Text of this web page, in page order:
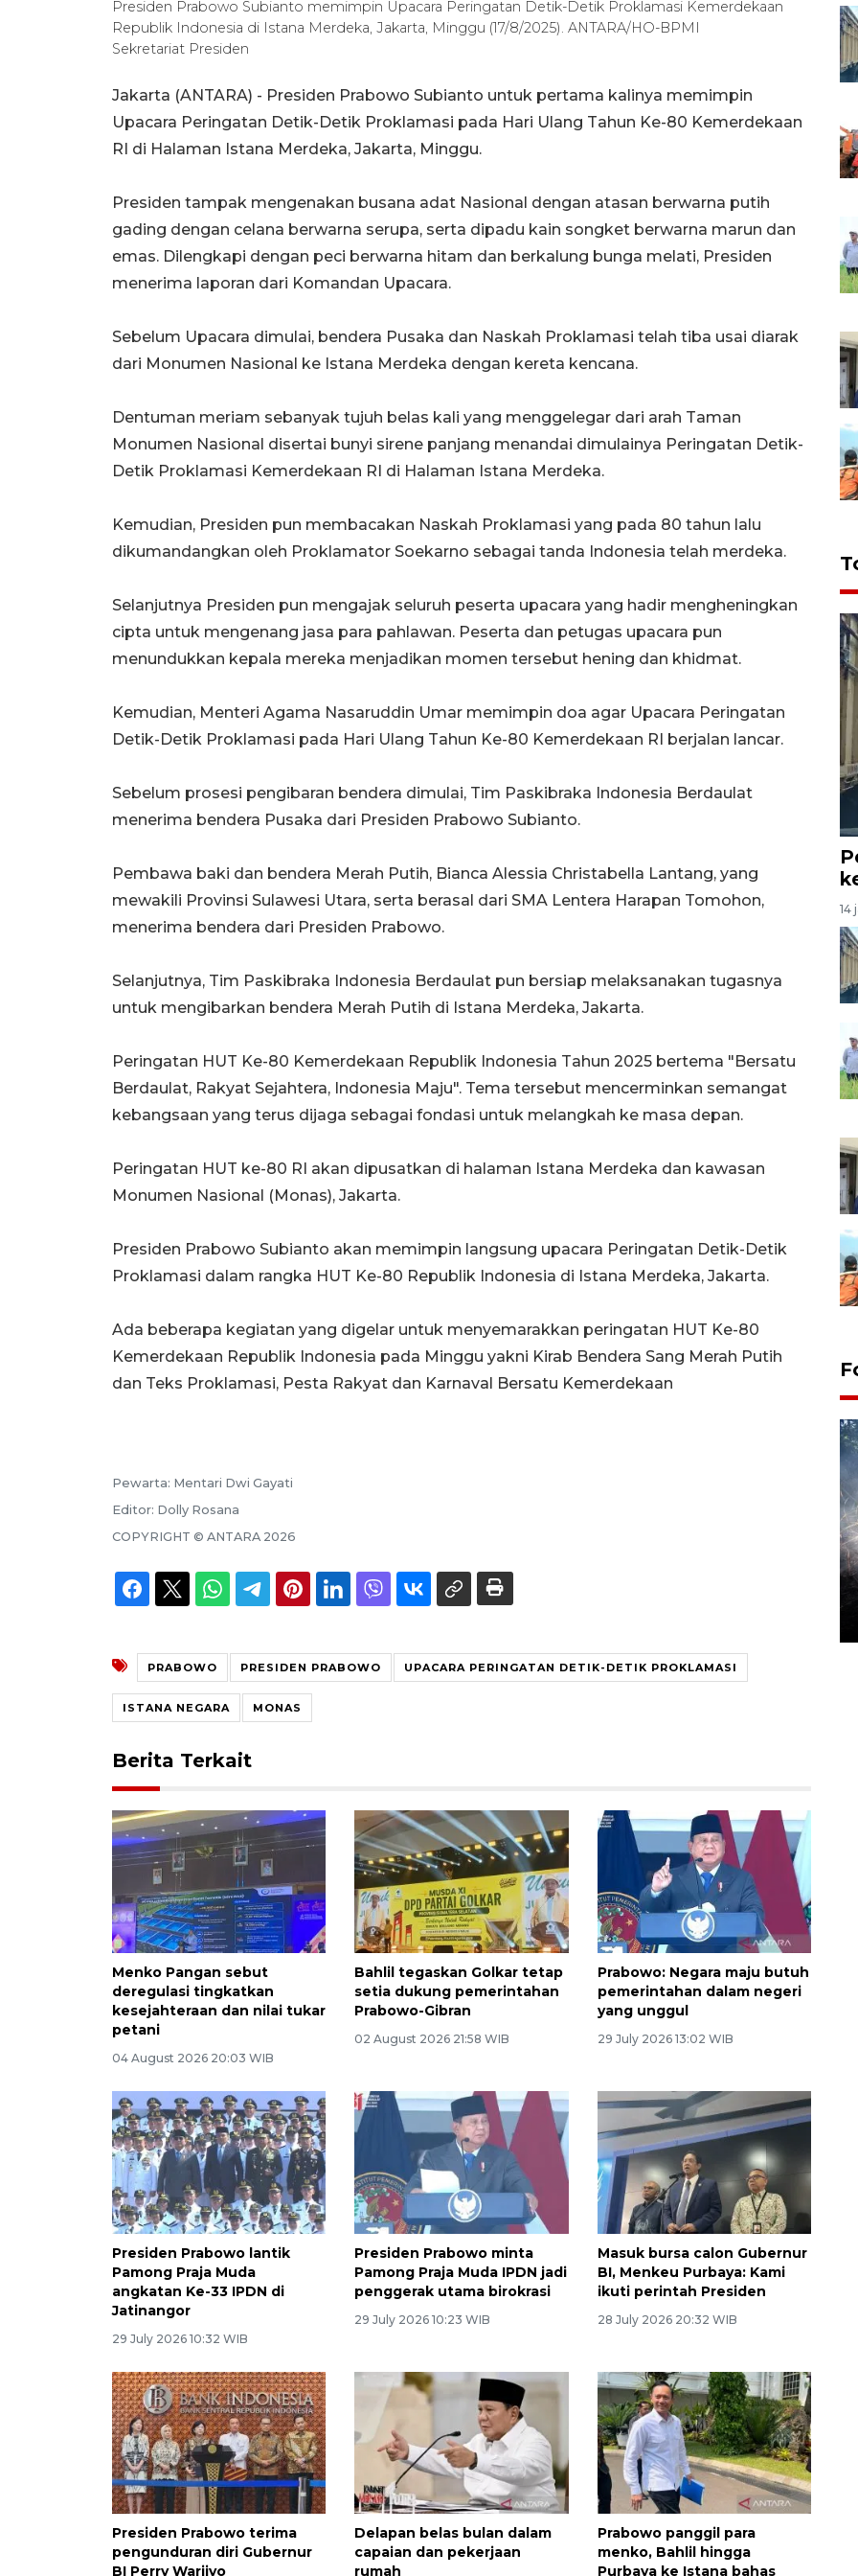
Presiden Prabowo Subianto memimpin Upacara Peringatan Detik-Detik Proklamasi Kemerdekaan
Republik Indonesia di Istana Merdeka, Jakarta, Minggu (17/8/2025). ANTARA/HO-BPMI
Sekretariat Presiden
Jakarta (ANTARA) - Presiden Prabowo Subianto untuk pertama kalinya memimpin
Upacara Peringatan Detik-Detik Proklamasi pada Hari Ulang Tahun Ke-80 Kemerdekaan
RI di Halaman Istana Merdeka, Jakarta, Minggu.
Presiden tampak mengenakan busana adat Nasional dengan atasan berwarna putih
gading dengan celana berwarna serupa, serta dipadu kain songket berwarna marun dan
emas. Dilengkapi dengan peci berwarna hitam dan berkalung bunga melati, Presiden
menerima laporan dari Komandan Upacara.
Sebelum Upacara dimulai, bendera Pusaka dan Naskah Proklamasi telah tiba usai diarak
dari Monumen Nasional ke Istana Merdeka dengan kereta kencana.
Dentuman meriam sebanyak tujuh belas kali yang menggelegar dari arah Taman
Monumen Nasional disertai bunyi sirene panjang menandai dimulainya Peringatan Detik-
Detik Proklamasi Kemerdekaan RI di Halaman Istana Merdeka.
Kemudian, Presiden pun membacakan Naskah Proklamasi yang pada 80 tahun lalu
dikumandangkan oleh Proklamator Soekarno sebagai tanda Indonesia telah merdeka.
Selanjutnya Presiden pun mengajak seluruh peserta upacara yang hadir mengheningkan
cipta untuk mengenang jasa para pahlawan. Peserta dan petugas upacara pun
menundukkan kepala mereka menjadikan momen tersebut hening dan khidmat.
Kemudian, Menteri Agama Nasaruddin Umar memimpin doa agar Upacara Peringatan
Detik-Detik Proklamasi pada Hari Ulang Tahun Ke-80 Kemerdekaan RI berjalan lancar.
Sebelum prosesi pengibaran bendera dimulai, Tim Paskibraka Indonesia Berdaulat
menerima bendera Pusaka dari Presiden Prabowo Subianto.
Pembawa baki dan bendera Merah Putih, Bianca Alessia Christabella Lantang, yang
mewakili Provinsi Sulawesi Utara, serta berasal dari SMA Lentera Harapan Tomohon,
menerima bendera dari Presiden Prabowo.
Selanjutnya, Tim Paskibraka Indonesia Berdaulat pun bersiap melaksanakan tugasnya
untuk mengibarkan bendera Merah Putih di Istana Merdeka, Jakarta.
Peringatan HUT Ke-80 Kemerdekaan Republik Indonesia Tahun 2025 bertema "Bersatu
Berdaulat, Rakyat Sejahtera, Indonesia Maju". Tema tersebut mencerminkan semangat
kebangsaan yang terus dijaga sebagai fondasi untuk melangkah ke masa depan.
Peringatan HUT ke-80 RI akan dipusatkan di halaman Istana Merdeka dan kawasan
Monumen Nasional (Monas), Jakarta.
Presiden Prabowo Subianto akan memimpin langsung upacara Peringatan Detik-Detik
Proklamasi dalam rangka HUT Ke-80 Republik Indonesia di Istana Merdeka, Jakarta.
Ada beberapa kegiatan yang digelar untuk menyemarakkan peringatan HUT Ke-80
Kemerdekaan Republik Indonesia pada Minggu yakni Kirab Bendera Sang Merah Putih
dan Teks Proklamasi, Pesta Rakyat dan Karnaval Bersatu Kemerdekaan
Pewarta: Mentari Dwi Gayati
Editor: Dolly Rosana
COPYRIGHT © ANTARA 2026
PRABOWO PRESIDEN PRABOWO UPACARA PERINGATAN DETIK-DETIK PROKLAMASI
ISTANA NEGARA MONAS
Berita Terkait
Menko Pangan sebut
deregulasi tingkatkan
kesejahteraan dan nilai tukar
petani
04 August 2026 20:03 WIB
Bahlil tegaskan Golkar tetap
setia dukung pemerintahan
Prabowo-Gibran
02 August 2026 21:58 WIB
Prabowo: Negara maju butuh
pemerintahan dalam negeri
yang unggul
29 July 2026 13:02 WIB
Presiden Prabowo lantik
Pamong Praja Muda
angkatan Ke-33 IPDN di
Jatinangor
29 July 2026 10:32 WIB
Presiden Prabowo minta
Pamong Praja Muda IPDN jadi
penggerak utama birokrasi
29 July 2026 10:23 WIB
Masuk bursa calon Gubernur
BI, Menkeu Purbaya: Kami
ikuti perintah Presiden
28 July 2026 20:32 WIB
Presiden Prabowo terima
pengunduran diri Gubernur
BI Perry Warjiyo
Delapan belas bulan dalam
capaian dan pekerjaan
rumah
Prabowo panggil para
menko, Bahlil hingga
Purbaya ke Istana bahas
14